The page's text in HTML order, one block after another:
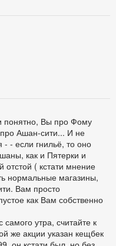
понятно, Вы про Фому
Ашан-сити... И не
- - если гнильё, то оно
как и Пятерки и
отстой ( кстати мнение
нормальные магазины,
Вам просто
как Вам собственно
утра, считайте к
же акции указан кещбек